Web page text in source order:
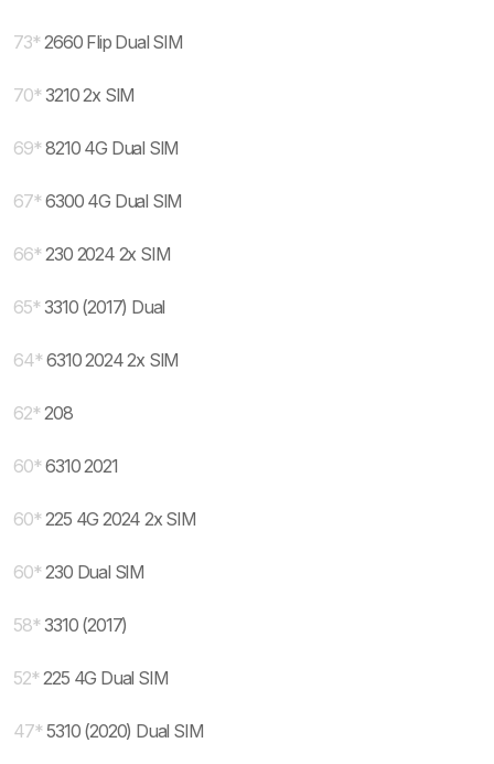
73* 2660 Flip Dual SIM
70* 3210 2x SIM
69* 8210 4G Dual SIM
67* 6300 4G Dual SIM
66* 230 2024 2x SIM
65* 3310 (2017) Dual
64* 6310 2024 2x SIM
62* 208
60* 6310 2021
60* 225 4G 2024 2x SIM
60* 230 Dual SIM
58* 3310 (2017)
52* 225 4G Dual SIM
47* 5310 (2020) Dual SIM